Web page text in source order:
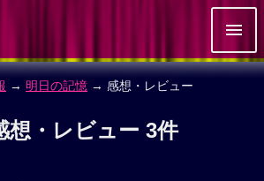
→ 明日の記憶 → 感想・レビュー
想・レビュー 3件